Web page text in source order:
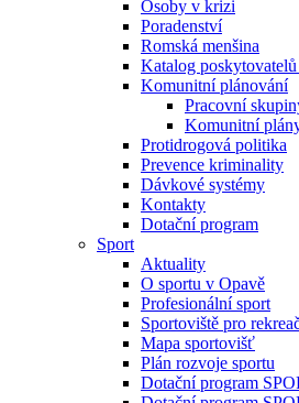
Osoby v krizi
Poradenství
Romská menšina
Katalog
Komunitní plánování
Pracovní
Komunitní
Protidrogová politika
Prevence kriminality
Dávkové systémy
Kontakty
Dotační program
Sport
Aktuality
O sportu v Opavě
Profesionální sport
Sportoviště pro
Mapa sportovišť
Plán rozvoje sportu
Dotační program